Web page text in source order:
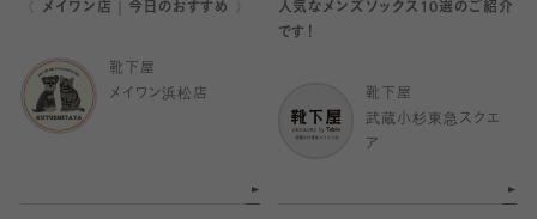
〈 メイワン店｜今日のおすすめ 〉
靴下屋
メイワン浜松店
人気なメンズソックス10選のご紹介
です！
靴下屋
武蔵小杉東急スクエ
ア